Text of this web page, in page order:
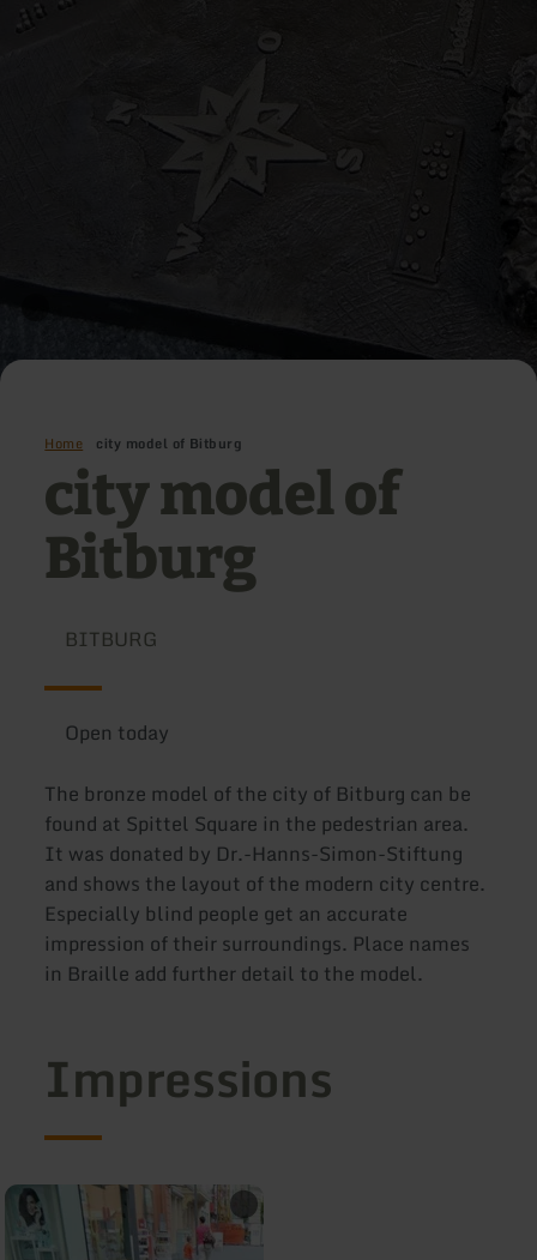
Home city model of Bitburg
city model of
Bitburg
BITBURG
Open today
The bronze model of the city of Bitburg can be
found at Spittel Square in the pedestrian area.
It was donated by Dr.-Hanns-Simon-Stiftung
and shows the layout of the modern city centre.
Especially blind people get an accurate
impression of their surroundings. Place names
in Braille add further detail to the model.
Impressions